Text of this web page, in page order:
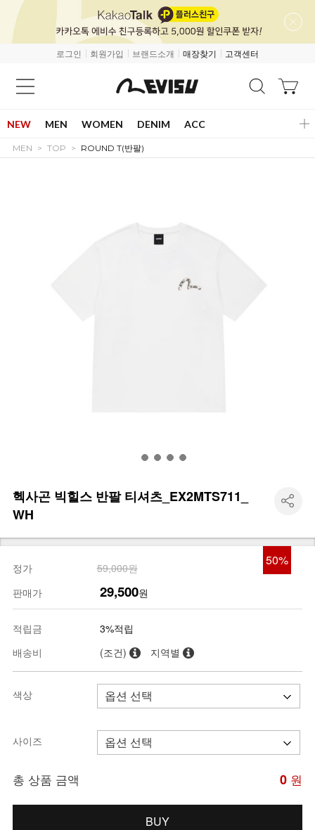
로그인 회원가입 브랜드소개 매장찾기 고객센터
NEW MEN WOMEN DENIM ACC
MEN TOP ROUND T(반팔)
헥사곤 빅힐스 반팔 티셔츠_EX2MTS711_
WH
50%
정가
59,000원
판매가
29,500원
적립금
3%적립
배송비
(조건) 지역별
색상
사이즈
총 상품 금액 0 원
BUY